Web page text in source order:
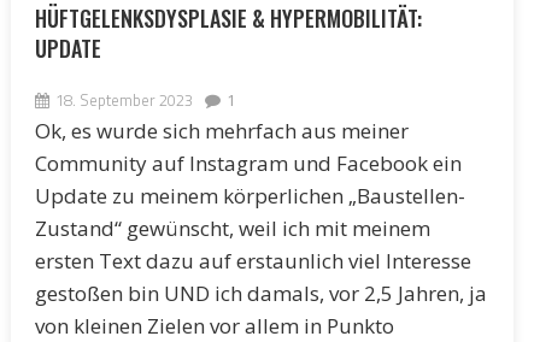
HÜFTGELENKSDYSPLASIE & HYPERMOBILITÄT:
UPDATE
18. September 2023 1
Ok, es wurde sich mehrfach aus meiner
Community auf Instagram und Facebook ein
Update zu meinem körperlichen „Baustellen-
Zustand“ gewünscht, weil ich mit meinem
ersten Text dazu auf erstaunlich viel Interesse
gestoßen bin UND ich damals, vor 2,5 Jahren, ja
von kleinen Zielen vor allem in Punkto